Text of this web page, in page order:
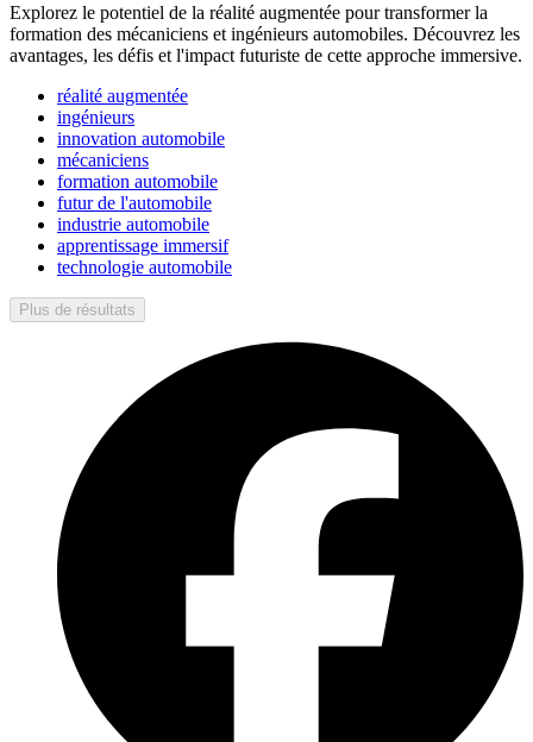
Explorez le potentiel de la réalité augmentée pour transformer la
formation des mécaniciens et ingénieurs automobiles. Découvrez les
avantages, les défis et l'impact futuriste de cette approche immersive.
réalité augmentée
ingénieurs
innovation automobile
mécaniciens
formation automobile
futur de l'automobile
industrie automobile
apprentissage immersif
technologie automobile
Plus de résultats